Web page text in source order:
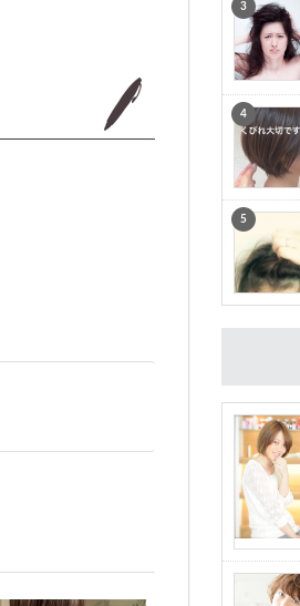
3
4
5